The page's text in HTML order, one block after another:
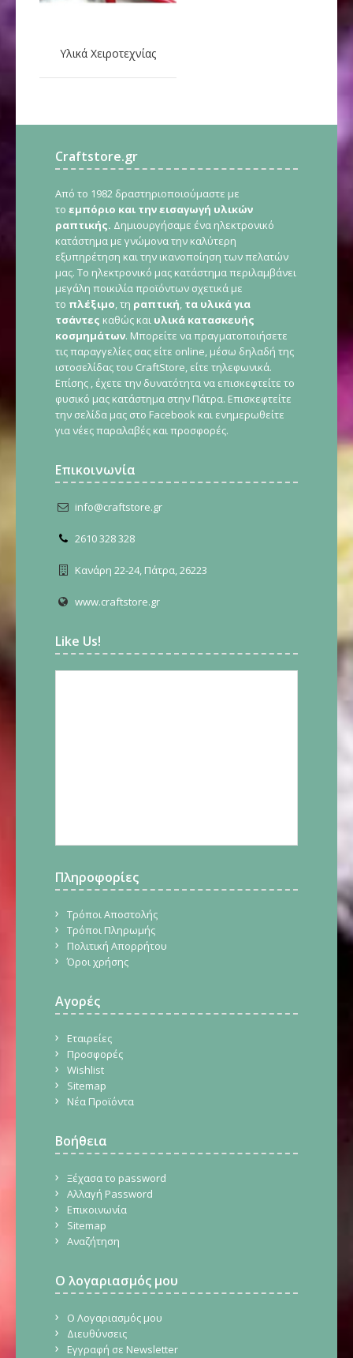
Υλικά Χειροτεχνίας
Craftstore.gr
Από το 1982 δραστηριοποιούμαστε με
το εμπόριο και την εισαγωγή υλικών
ραπτικής. Δημιουργήσαμε ένα ηλεκτρονικό
κατάστημα με γνώμονα την καλύτερη
εξυπηρέτηση και την ικανοποίηση των πελατών
μας. Το ηλεκτρονικό μας κατάστημα περιλαμβάνει
μεγάλη ποικιλία προϊόντων σχετικά με
το πλέξιμο, τη ραπτική, τα υλικά για
τσάντες καθώς και υλικά κατασκευής
κοσμημάτων. Μπορείτε να πραγματοποιήσετε
τις παραγγελίες σας είτε online, μέσω δηλαδή της
ιστοσελίδας του CraftStore, είτε τηλεφωνικά.
Επίσης , έχετε την δυνατότητα να επισκεφτείτε το
φυσικό μας κατάστημα στην Πάτρα. Επισκεφτείτε
την σελίδα μας στο Facebook και ενημερωθείτε
για νέες παραλαβές και προσφορές.
Επικοινωνία
info@craftstore.gr
2610 328 328
Κανάρη 22-24, Πάτρα, 26223
www.craftstore.gr
Like Us!
Πληροφορίες
Τρόποι Αποστολής
Τρόποι Πληρωμής
Πολιτική Απορρήτου
Όροι χρήσης
Αγορές
Εταιρείες
Προσφορές
Wishlist
Sitemap
Νέα Προϊόντα
Βοήθεια
Ξέχασα το password
Αλλαγή Password
Επικοινωνία
Sitemap
Αναζήτηση
Ο λογαριασμός μου
Ο Λογαριασμός μου
Διευθύνσεις
Εγγραφή σε Newsletter